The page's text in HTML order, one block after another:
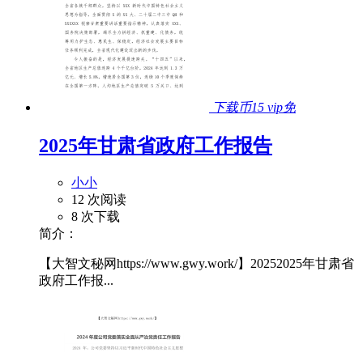
下载币15 vip免
2025年甘肃省政府工作报告
小小
12 次阅读
8 次下载
简介：
【大智文秘网https://www.gwy.work/】20252025年甘肃省
政府工作报...